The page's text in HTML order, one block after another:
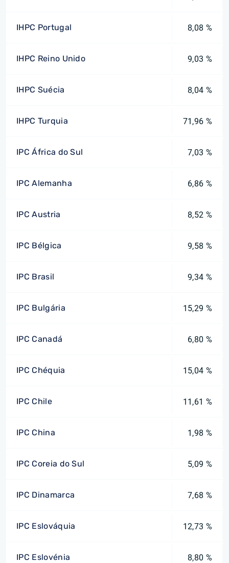
IHPC Portugal 8,08 %
IHPC Reino Unido 9,03 %
IHPC Suécia 8,04 %
IHPC Turquia 71,96 %
IPC África do Sul 7,03 %
IPC Alemanha 6,86 %
IPC Austria 8,52 %
IPC Bélgica 9,58 %
IPC Brasil 9,34 %
IPC Bulgária 15,29 %
IPC Canadá 6,80 %
IPC Chéquia 15,04 %
IPC Chile 11,61 %
IPC China 1,98 %
IPC Coreia do Sul 5,09 %
IPC Dinamarca 7,68 %
IPC Eslováquia 12,73 %
IPC Eslovénia 8,80 %